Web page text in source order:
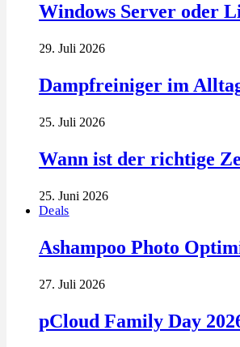
Windows Server oder
29. Juli 2026
Dampfreiniger im
25. Juli 2026
Wann ist der richtige
25. Juni 2026
Deals
Ashampoo Photo
27. Juli 2026
pCloud Family Day